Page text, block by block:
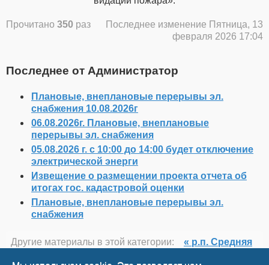
Прочитано 350 раз
Последнее изменение Пятница, 13
февраля 2026 17:04
Последнее от Администратор
Плановые, внеплановые перерывы эл.
снабжения 10.08.2026г
06.08.2026г. Плановые, внеплановые
перерывы эл. снабжения
05.08.2026 г. с 10:00 до 14:00 будет отключение
электрической энерги
Извещение о размещении проекта отчета об
итогах гос. кадастровой оценки
Плановые, внеплановые перерывы эл.
снабжения
Другие материалы в этой категории:
« р.п. Средняя